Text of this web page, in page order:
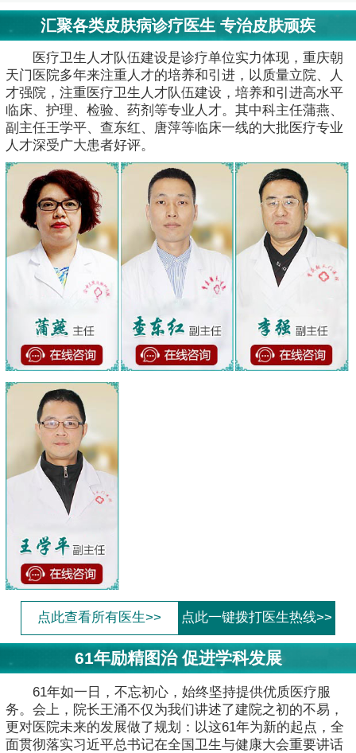
汇聚各类皮肤病诊疗医生 专治皮肤顽疾
医疗卫生人才队伍建设是诊疗单位实力体现，重庆朝
天门医院多年来注重人才的培养和引进，以质量立院、人
才强院，注重医疗卫生人才队伍建设，培养和引进高水平
临床、护理、检验、药剂等专业人才。其中科主任蒲燕、
副主任王学平、查东红、唐萍等临床一线的大批医疗专业
人才深受广大患者好评。
点此查看所有医生>> 点此一键拨打医生热线>>
61年励精图治 促进学科发展
61年如一日，不忘初心，始终坚持提供优质医疗服
务。会上，院长王涌不仅为我们讲述了建院之初的不易，
更对医院未来的发展做了规划：以这61年为新的起点，全
面贯彻落实习近平总书记在全国卫生与健康大会重要讲话